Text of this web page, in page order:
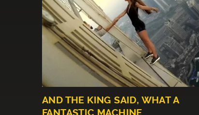
AND THE KING SAID, WHAT A